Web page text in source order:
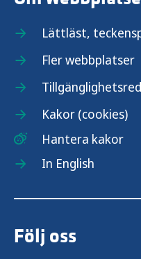
Lättläst,
Fler webbplatser
Kakor (cookies)
Hantera kakor
In English
Följ oss